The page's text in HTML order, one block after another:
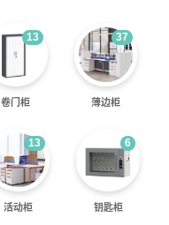
13
卷门柜
37
薄边柜
13
活动柜
6
钥匙柜